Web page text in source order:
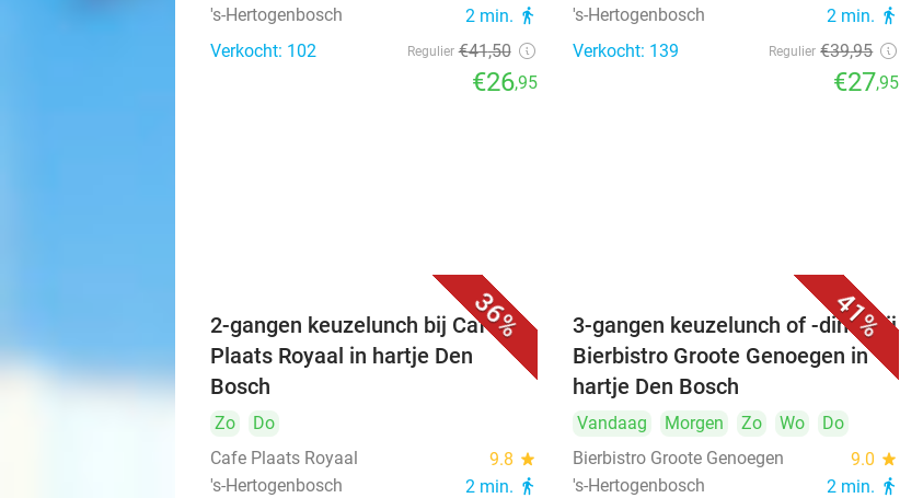
's-Hertogenbosch 2 min. directions_walk
Verkocht: 102 Regulier €41,50
€26,95
's-Hertogenbosch 2 min. directions_walk
Verkocht: 139 Regulier €39,95
€27,95
36%
2-gangen keuzelunch bij Café
Plaats Royaal in hartje Den
Bosch
Zo
Do
Cafe Plaats Royaal
9.8 star
's-Hertogenbosch 2 min. directions_walk
41%
3-gangen keuzelunch of -diner bij
Bierbistro Groote Genoegen in
hartje Den Bosch
Vandaag Morgen Zo Wo
Do
Bierbistro Groote Genoegen
9.0 star
's-Hertogenbosch 2 min. directions_walk